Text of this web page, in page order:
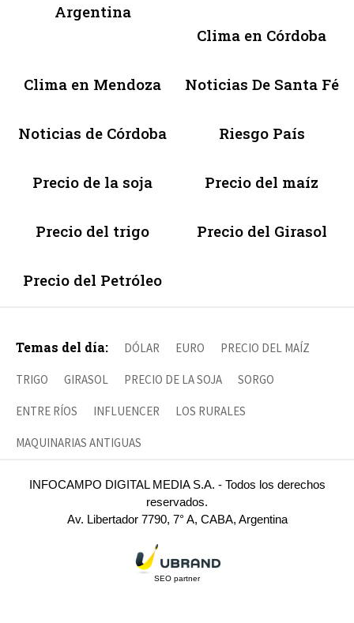
Argentina
Clima en Córdoba
Clima en Mendoza Noticias De Santa Fé
Noticias de Córdoba Riesgo País
Precio de la soja Precio del maíz
Precio del trigo Precio del Girasol
Precio del Petróleo
Temas del día: DÓLAR EURO PRECIO DEL MAÍZ
TRIGO GIRASOL PRECIO DE LA SOJA SORGO
ENTRE RÍOS INFLUENCER LOS RURALES
MAQUINARIAS ANTIGUAS
INFOCAMPO DIGITAL MEDIA S.A. - Todos los derechos
reservados.
Av. Libertador 7790, 7° A, CABA, Argentina
SEO partner